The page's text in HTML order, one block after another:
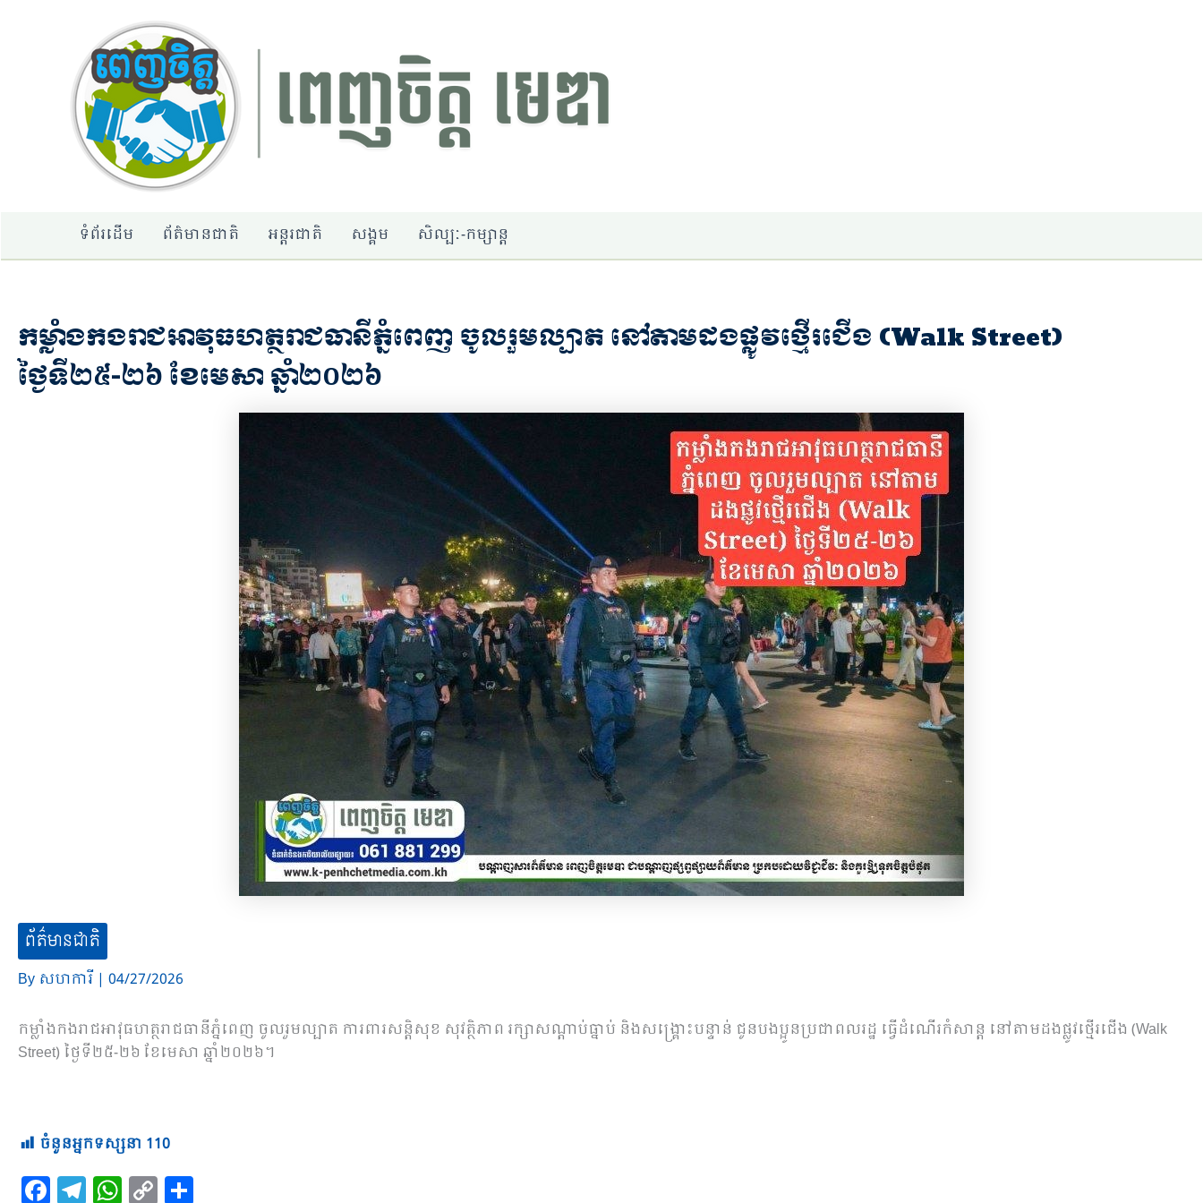
ទំព័រដើម ព័ត៌មានជាតិ អន្តរជាតិ សង្គម សិល្បៈ-កម្សាន្ត
កម្លាំងកងរាជអាវុធហត្ថរាជធានីភ្នំពេញ ចូលរួមល្បាត នៅតាមដងផ្លូវថ្មើរជើង (Walk Street)
ថ្ងៃទី២៥-២៦ ខែមេសា ឆ្នាំ២០២៦
ព័ត៌មានជាតិ
By សហការី | 04/27/2026
កម្លាំងកងរាជអាវុធហត្ថរាជធានីភ្នំពេញ ចូលរួមល្បាត ការពារ​សន្តិសុខ​ សុវត្ថិភាព​ រក្សាសណ្ដាប់​ធ្នាប់​ និងសង្គ្រោះបន្ទាន់ ​ជូន​បងប្អូន​ប្រជាពលរដ្ឋ​ ធ្វើដំណើរកំសាន្ត នៅតាមដងផ្លូវថ្មើរជើង (Walk
Street) ថ្ងៃទី២៥-២៦ ខែមេសា ឆ្នាំ២០២៦។
ចំនួនអ្នកទស្សនា 110
F T W C